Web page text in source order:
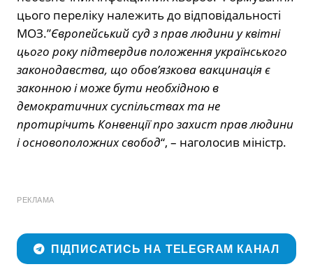
цього переліку належить до відповідальності
МОЗ.”Європейський суд з прав людини у квітні
цього року підтвердив положення українського
законодавства, що обов’язкова вакцинація є
законною і може бути необхідною в
демократичних суспільствах та не
протирічить Конвенції про захист прав людини
і основоположних свобод“, – наголосив міністр.
РЕКЛАМА
ПІДПИСАТИСЬ НА TELEGRAM КАНАЛ